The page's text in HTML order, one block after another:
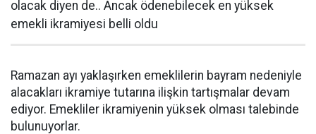
olacak diyen de.. Ancak ödenebilecek en yüksek
emekli ikramiyesi belli oldu
Ramazan ayı yaklaşırken emeklilerin bayram nedeniyle
alacakları ikramiye tutarına ilişkin tartışmalar devam
ediyor. Emekliler ikramiyenin yüksek olması talebinde
bulunuyorlar.